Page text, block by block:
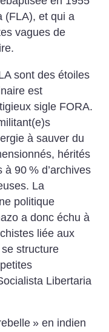
(FLA), et qui a
vagues de
sont des étoiles
est
sigle FORA.
à sauver du
hérités
à 90 % d’archives
La
politique
a donc échu à
liée aux
structure
Libertaria
» en indien